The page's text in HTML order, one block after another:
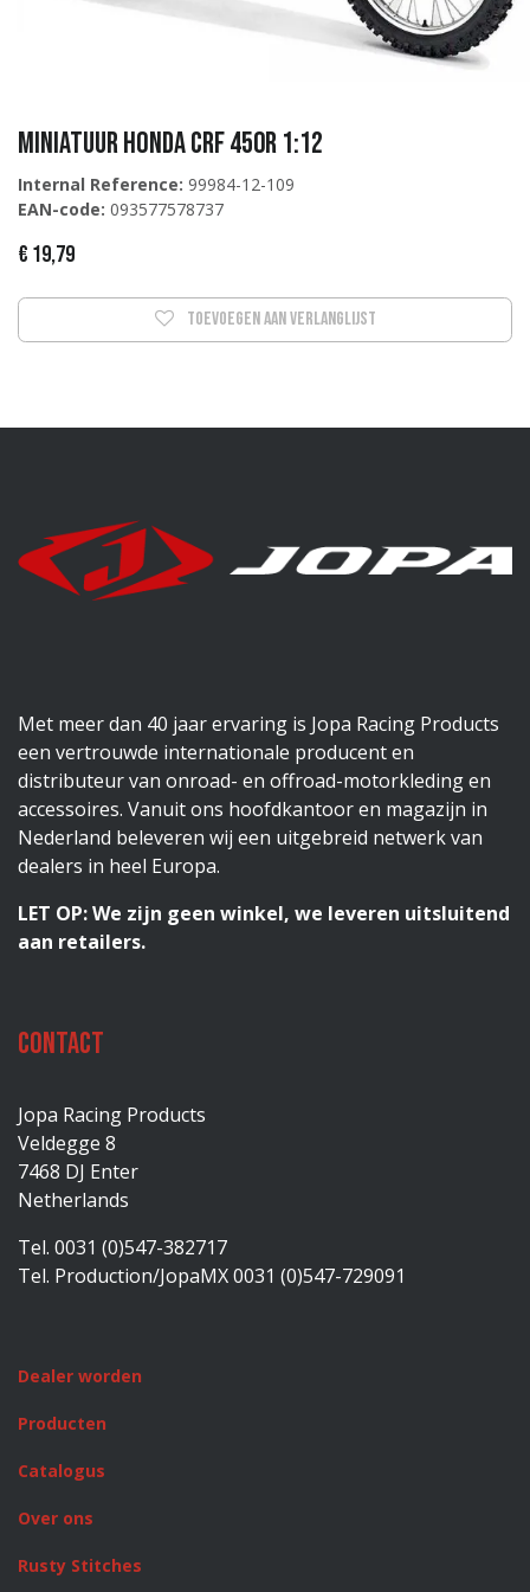
Miniatuur Honda CRF 450R 1:12
Internal Reference: 99984-12-109
EAN-code: 093577578737
€ 19,79
Toevoegen aan verlanglijst
Met meer dan 40 jaar ervaring is Jopa Racing Products
een vertrouwde internationale producent en
distributeur van onroad- en offroad-motorkleding en
accessoires. Vanuit ons hoofdkantoor en magazijn in
Nederland beleveren wij een uitgebreid netwerk van
dealers in heel Europa.
LET OP: We zijn geen winkel, we leveren uitsluitend
aan retailers.
Contact
Jopa Racing Products
Veldegge 8
7468 DJ Enter
Netherlands
Tel. 0031 (0)547-382717
Tel. Production/JopaMX 0031 (0)547-729091
Dealer worden
Producten
Catalogus
Over ons
Rusty Stitches